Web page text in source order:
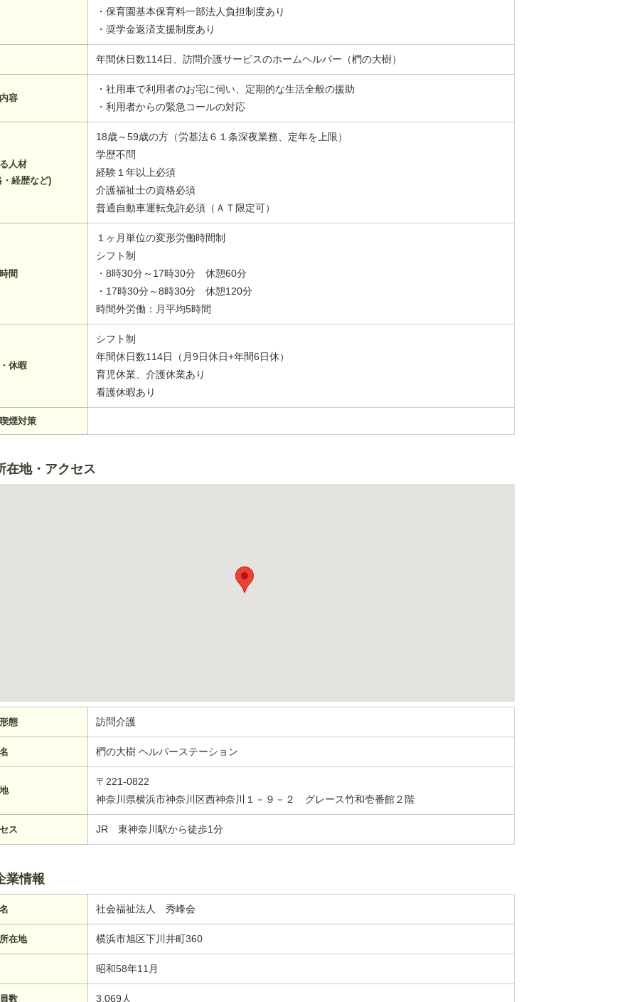
・保育園基本保育料一部法人負担制度あり
・奨学金返済支援制度あり
年間休日数114日、訪問介護サービスのホームヘルパー（椚の大樹）
容
・社用車で利用者のお宅に伺い、定期的な生活全般の援助
・利用者からの緊急コールの対応
人材
・経歴など)
18歳～59歳の方（労基法６１条深夜業務、定年を上限）
学歴不問
経験１年以上必須
介護福祉士の資格必須
普通自動車運転免許必須（ＡＴ限定可）
間
１ヶ月単位の変形労働時間制
シフト制
・8時30分～17時30分 休憩60分
・17時30分～8時30分 休憩120分
時間外労働：月平均5時間
休暇
シフト制
年間休日数114日（月9日休日+年間6日休）
育児休業、介護休業あり
看護休暇あり
煙対策
在地・アクセス
態 訪問介護
椚の大樹 ヘルパーステーション
〒221-0822
神奈川県横浜市神奈川区西神奈川１－９－２ グレース竹和壱番館２階
ス JR 東神奈川駅から徒歩1分
業情報
社会福祉法人 秀峰会
在地 横浜市旭区下川井町360
昭和58年11月
数 3,069人